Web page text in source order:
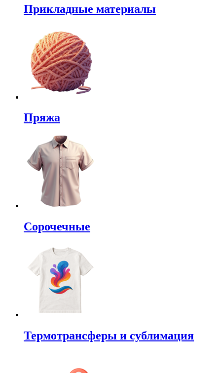
Прикладные материалы
Пряжа
Сорочечные
Термотрансферы и сублимация